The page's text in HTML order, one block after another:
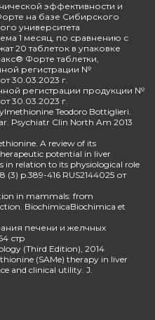
эффективности и
на базе Сибирского
университета
1 месяц, по сравнению с
20 таблеток в упаковке
Форте таблетки,
регистрации №
30.03.2023 г.
регистрации продукции №
30.03.2023 г.
Teodoro Bottiglieri.
Psychiatr Clin North Am 2013
A review of its
potential in liver
in relation to its physiological role
(3) p.389-416 RUS2144025 от
in mammals: from
BiochimicaBiochimica et
печени и желчных
стр
(Third Edition), 2014
(SAMe) therapy in liver
and clinical utility. J.